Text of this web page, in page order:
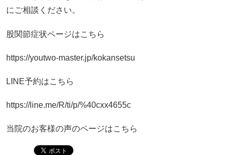
にご相談ください。
股関節症状ページはこちら
https://youtwo-master.jp/kokansetsu
LINE予約はこちら
https://line.me/R/ti/p/%40cxx4655c
当院のお客様の声のページはこちら